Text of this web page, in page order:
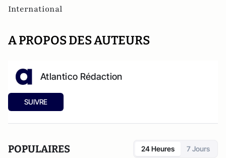
International
A PROPOS DES AUTEURS
Atlantico Rédaction
SUIVRE
POPULAIRES 24 Heures 7 Jours